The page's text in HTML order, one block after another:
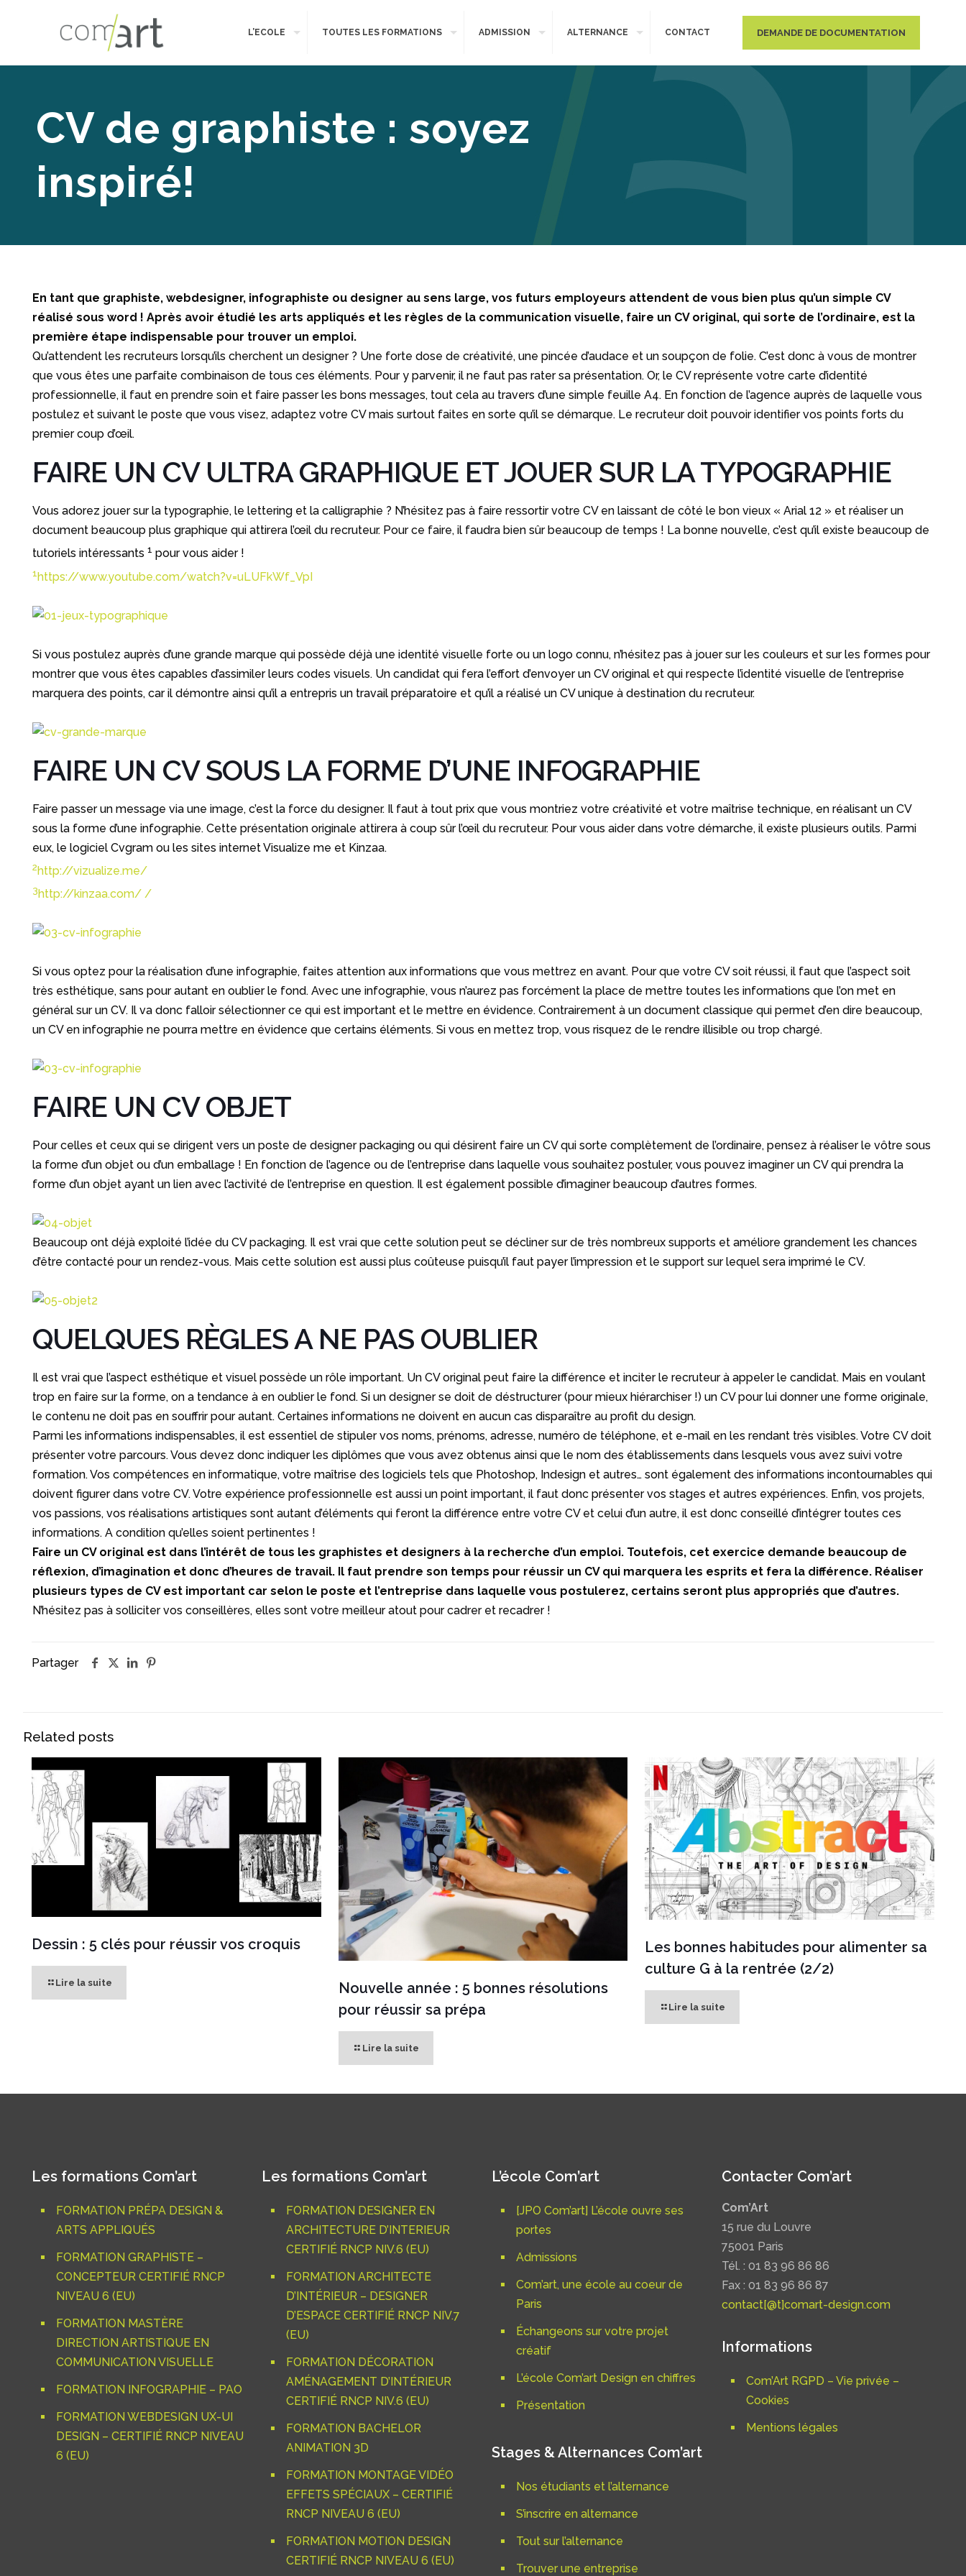
L’ECOLE TOUTES LES FORMATIONS ADMISSION ALTERNANCE CONTACT DEMANDE DE DOCUMENTATION
CV de graphiste : soyez
inspiré!
En tant que graphiste, webdesigner, infographiste ou designer au sens large, vos futurs employeurs attendent de vous bien plus qu’un simple CV
réalisé sous word ! Après avoir étudié les arts appliqués et les règles de la communication visuelle, faire un CV original, qui sorte de l’ordinaire, est la
première étape indispensable pour trouver un emploi.
Qu’attendent les recruteurs lorsqu’ils cherchent un designer ? Une forte dose de créativité, une pincée d’audace et un soupçon de folie. C’est donc à vous de montrer
que vous êtes une parfaite combinaison de tous ces éléments. Pour y parvenir, il ne faut pas rater sa présentation. Or, le CV représente votre carte d’identité
professionnelle, il faut en prendre soin et faire passer les bons messages, tout cela au travers d’une simple feuille A4. En fonction de l’agence auprès de laquelle vous
postulez et suivant le poste que vous visez, adaptez votre CV mais surtout faites en sorte qu’il se démarque. Le recruteur doit pouvoir identifier vos points forts du
premier coup d’œil.
FAIRE UN CV ULTRA GRAPHIQUE ET JOUER SUR LA TYPOGRAPHIE
Vous adorez jouer sur la typographie, le lettering et la calligraphie ? N’hésitez pas à faire ressortir votre CV en laissant de côté le bon vieux « Arial 12 » et réaliser un
document beaucoup plus graphique qui attirera l’œil du recruteur. Pour ce faire, il faudra bien sûr beaucoup de temps ! La bonne nouvelle, c’est qu’il existe beaucoup de
tutoriels intéressants 1 pour vous aider !
1https://www.youtube.com/watch?v=uLUFkWf_VpI
Si vous postulez auprès d’une grande marque qui possède déjà une identité visuelle forte ou un logo connu, n’hésitez pas à jouer sur les couleurs et sur les formes pour
montrer que vous êtes capables d’assimiler leurs codes visuels. Un candidat qui fera l’effort d’envoyer un CV original et qui respecte l’identité visuelle de l’entreprise
marquera des points, car il démontre ainsi qu’il a entrepris un travail préparatoire et qu’il a réalisé un CV unique à destination du recruteur.
FAIRE UN CV SOUS LA FORME D’UNE INFOGRAPHIE
Faire passer un message via une image, c’est la force du designer. Il faut à tout prix que vous montriez votre créativité et votre maîtrise technique, en réalisant un CV
sous la forme d’une infographie. Cette présentation originale attirera à coup sûr l’œil du recruteur. Pour vous aider dans votre démarche, il existe plusieurs outils. Parmi
eux, le logiciel Cvgram ou les sites internet Visualize me et Kinzaa.
2http://vizualize.me/
3http://kinzaa.com/ /
Si vous optez pour la réalisation d’une infographie, faites attention aux informations que vous mettrez en avant. Pour que votre CV soit réussi, il faut que l’aspect soit
très esthétique, sans pour autant en oublier le fond. Avec une infographie, vous n’aurez pas forcément la place de mettre toutes les informations que l’on met en
général sur un CV. Il va donc falloir sélectionner ce qui est important et le mettre en évidence. Contrairement à un document classique qui permet d’en dire beaucoup,
un CV en infographie ne pourra mettre en évidence que certains éléments. Si vous en mettez trop, vous risquez de le rendre illisible ou trop chargé.
FAIRE UN CV OBJET
Pour celles et ceux qui se dirigent vers un poste de designer packaging ou qui désirent faire un CV qui sorte complètement de l’ordinaire, pensez à réaliser le vôtre sous
la forme d’un objet ou d’un emballage ! En fonction de l’agence ou de l’entreprise dans laquelle vous souhaitez postuler, vous pouvez imaginer un CV qui prendra la
forme d’un objet ayant un lien avec l’activité de l’entreprise en question. Il est également possible d’imaginer beaucoup d’autres formes.
Beaucoup ont déjà exploité l’idée du CV packaging. Il est vrai que cette solution peut se décliner sur de très nombreux supports et améliore grandement les chances
d’être contacté pour un rendez-vous. Mais cette solution est aussi plus coûteuse puisqu’il faut payer l’impression et le support sur lequel sera imprimé le CV.
QUELQUES RÈGLES A NE PAS OUBLIER
Il est vrai que l’aspect esthétique et visuel possède un rôle important. Un CV original peut faire la différence et inciter le recruteur à appeler le candidat. Mais en voulant
trop en faire sur la forme, on a tendance à en oublier le fond. Si un designer se doit de déstructurer (pour mieux hiérarchiser !) un CV pour lui donner une forme originale,
le contenu ne doit pas en souffrir pour autant. Certaines informations ne doivent en aucun cas disparaître au profit du design.
Parmi les informations indispensables, il est essentiel de stipuler vos noms, prénoms, adresse, numéro de téléphone, et e-mail en les rendant très visibles. Votre CV doit
présenter votre parcours. Vous devez donc indiquer les diplômes que vous avez obtenus ainsi que le nom des établissements dans lesquels vous avez suivi votre
formation. Vos compétences en informatique, votre maîtrise des logiciels tels que Photoshop, Indesign et autres… sont également des informations incontournables qui
doivent figurer dans votre CV. Votre expérience professionnelle est aussi un point important, il faut donc présenter vos stages et autres expériences. Enfin, vos projets,
vos passions, vos réalisations artistiques sont autant d’éléments qui feront la différence entre votre CV et celui d’un autre, il est donc conseillé d’intégrer toutes ces
informations. A condition qu’elles soient pertinentes !
Faire un CV original est dans l’intérêt de tous les graphistes et designers à la recherche d’un emploi. Toutefois, cet exercice demande beaucoup de
réflexion, d’imagination et donc d’heures de travail. Il faut prendre son temps pour réussir un CV qui marquera les esprits et fera la différence. Réaliser
plusieurs types de CV est important car selon le poste et l’entreprise dans laquelle vous postulerez, certains seront plus appropriés que d’autres.
N’hésitez pas à solliciter vos conseillères, elles sont votre meilleur atout pour cadrer et recadrer !
Partager
Related posts
Dessin : 5 clés pour réussir vos croquis
Lire la suite
Nouvelle année : 5 bonnes résolutions
pour réussir sa prépa
Lire la suite
Les bonnes habitudes pour alimenter sa
culture G à la rentrée (2/2)
Lire la suite
Les formations Com’art
FORMATION PRÉPA DESIGN &
ARTS APPLIQUÉS
FORMATION GRAPHISTE –
CONCEPTEUR CERTIFIÉ RNCP
NIVEAU 6 (EU)
FORMATION MASTÈRE
DIRECTION ARTISTIQUE EN
COMMUNICATION VISUELLE
FORMATION INFOGRAPHIE – PAO
FORMATION WEBDESIGN UX-UI
DESIGN – CERTIFIÉ RNCP NIVEAU
6 (EU)
Les formations Com’art
FORMATION DESIGNER EN
ARCHITECTURE D’INTERIEUR
CERTIFIÉ RNCP NIV.6 (EU)
FORMATION ARCHITECTE
D’INTÉRIEUR – DESIGNER
D’ESPACE CERTIFIÉ RNCP NIV.7
(EU)
FORMATION DÉCORATION
AMÉNAGEMENT D’INTÉRIEUR
CERTIFIÉ RNCP NIV.6 (EU)
FORMATION BACHELOR
ANIMATION 3D
FORMATION MONTAGE VIDÉO
EFFETS SPÉCIAUX – CERTIFIÉ
RNCP NIVEAU 6 (EU)
FORMATION MOTION DESIGN
CERTIFIÉ RNCP NIVEAU 6 (EU)
L’école Com’art
[JPO Com’art] L’école ouvre ses
portes
Admissions
Com’art, une école au coeur de
Paris
Échangeons sur votre projet
créatif
L’école Com’art Design en chiffres
Présentation
Stages & Alternances Com’art
Nos étudiants et l’alternance
S’inscrire en alternance
Tout sur l’alternance
Trouver une entreprise
Contacter Com’art
Com’Art
15 rue du Louvre
75001 Paris
Tél. : 01 83 96 86 86
Fax : 01 83 96 86 87
contact[@t]comart-design.com
Informations
Com’Art RGPD – Vie privée –
Cookies
Mentions légales